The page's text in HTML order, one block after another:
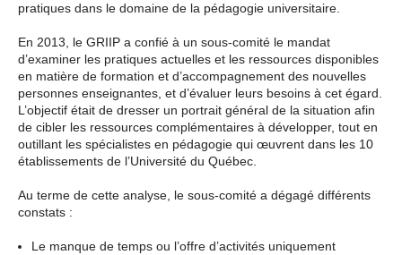
pratiques dans le domaine de la pédagogie universitaire.
En 2013, le GRIIP a confié à un sous-comité le mandat
d’examiner les pratiques actuelles et les ressources disponibles
en matière de formation et d’accompagnement des nouvelles
personnes enseignantes, et d’évaluer leurs besoins à cet égard.
L’objectif était de dresser un portrait général de la situation afin
de cibler les ressources complémentaires à développer, tout en
outillant les spécialistes en pédagogie qui œuvrent dans les 10
établissements de l’Université du Québec.
Au terme de cette analyse, le sous-comité a dégagé différents
constats :
Le manque de temps ou l’offre d’activités uniquement